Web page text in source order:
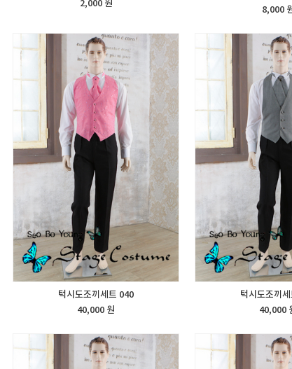
2,000 원
8,000
턱시도조끼세트 040
40,000 원
턱시도조끼
40,000